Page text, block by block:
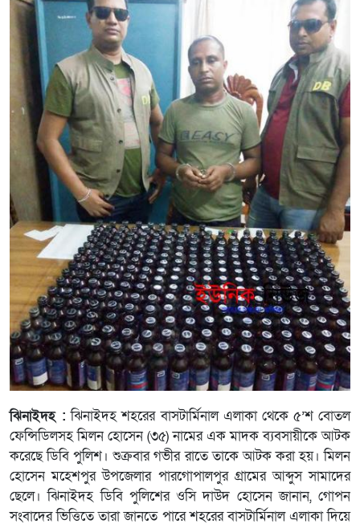
ঝিনাইদহ : ঝিনাইদহ শহরের বাসটার্মিনাল এলাকা থেকে ৫’শ বোতল
ফেন্সিডিলসহ মিলন হোসেন (৩৫) নামের এক মাদক ব্যবসায়ীকে আটক
করেছে ডিবি পুলিশ। শুক্রবার গভীর রাতে তাকে আটক করা হয়। মিলন
হোসেন মহেশপুর উপজেলার পারগোপালপুর গ্রামের আব্দুস সামাদের
ছেলে। ঝিনাইদহ ডিবি পুলিশের ওসি দাউদ হোসেন জানান, গোপন
সংবাদের ভিত্তিতে তারা জানতে পারে শহরের বাসটার্মিনাল এলাকা দিয়ে